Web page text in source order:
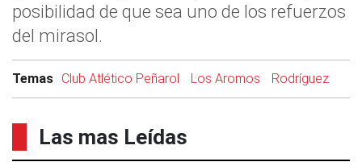
posibilidad de que sea uno de los refuerzos
del mirasol.
Temas Club Atlético Peñarol Los Aromos Rodríguez
Las mas Leídas